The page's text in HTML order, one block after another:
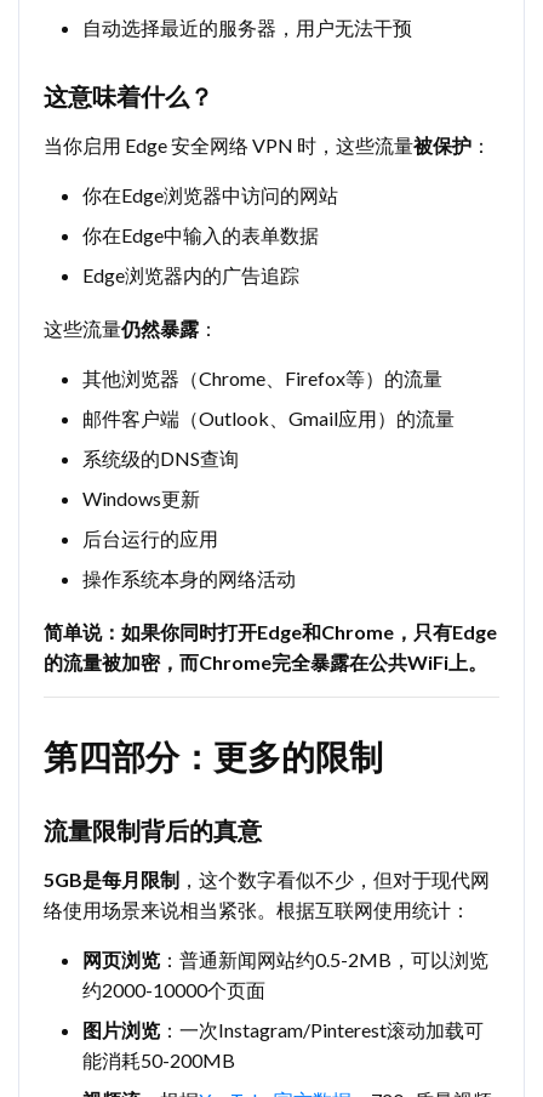
自动选择最近的服务器，用户无法干预
这意味着什么？
当你启用 Edge 安全网络 VPN 时，这些流量被保护 ：
你在Edge浏览器中访问的网站
你在Edge中输入的表单数据
Edge浏览器内的广告追踪
这些流量仍然暴露 ：
其他浏览器（Chrome、Firefox等）的流量
邮件客户端（Outlook、Gmail应用）的流量
系统级的DNS查询
Windows更新
后台运行的应用
操作系统本身的网络活动
简单说：如果你同时打开Edge和Chrome，只有Edge
的流量被加密，而Chrome完全暴露在公共WiFi上。
第四部分：更多的限制
流量限制背后的真意
5GB是每月限制 ，这个数字看似不少，但对于现代网
络使用场景来说相当紧张。根据互联网使用统计：
网页浏览 ：普通新闻网站约0.5-2MB，可以浏览
约2000-10000个页面
图片浏览 ：一次Instagram/Pinterest滚动加载可
能消耗50-200MB